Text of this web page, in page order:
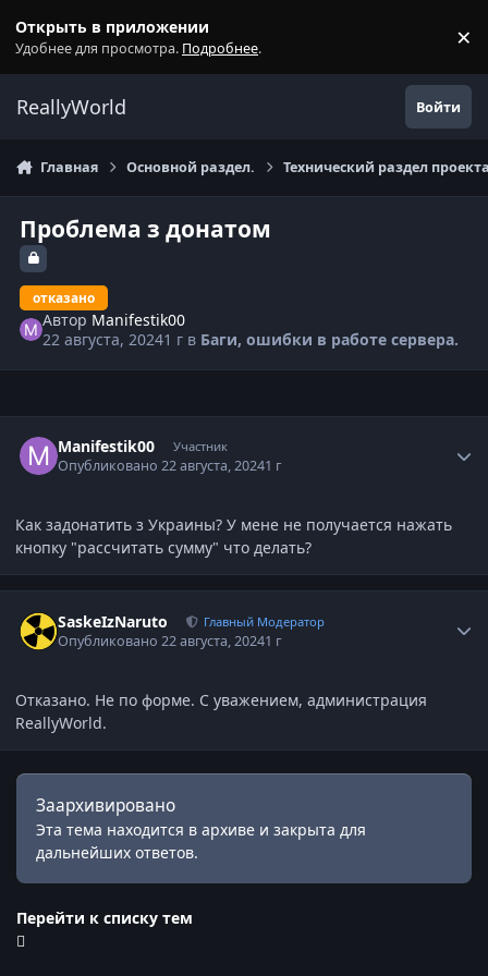
Открыть в приложении
Удобнее для просмотра. Подробнее. ×
ReallyWorld Войти
Главная Основной раздел. Технический раздел
Проблема з донатом
отказано
Автор Manifestik00
22 августа, 20241 г в Баги, ошибки в работе сервера.
Manifestik00 Участник
Опубликовано22 августа, 20241 г
Как задонатить з Украины? У мене не получается нажать
кнопку "рассчитать сумму" что делать?
SaskeIzNaruto Главный Модератор
Опубликовано22 августа, 20241 г
Отказано. Не по форме. С уважением, администрация
ReallyWorld.
Заархивировано
Эта тема находится в архиве и закрыта для
дальнейших ответов.
Перейти к списку тем